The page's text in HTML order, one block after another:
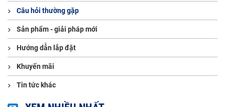
Câu hỏi thường gặp
Sản phẩm - giải pháp mới
Hướng dẫn lắp đặt
Khuyến mãi
Tin tức khác